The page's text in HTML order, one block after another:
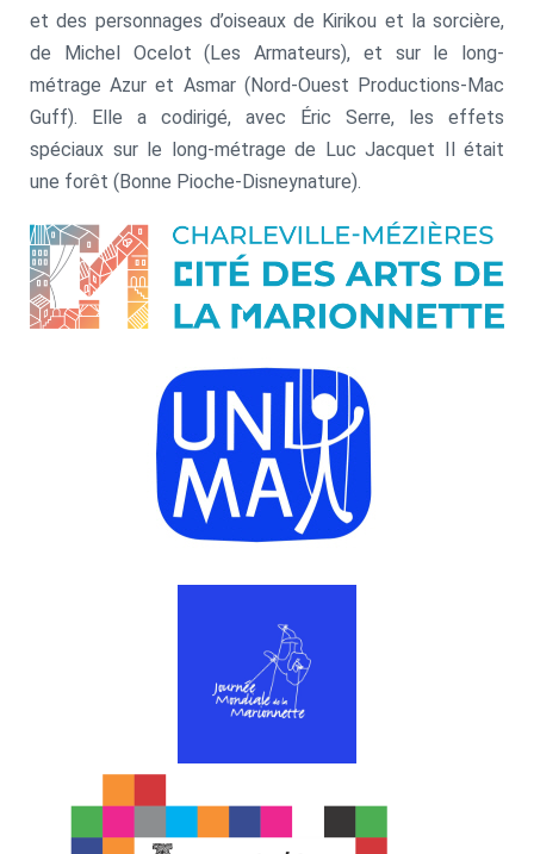
et des personnages d’oiseaux de Kirikou et la sorcière,
de Michel Ocelot (Les Armateurs), et sur le long-
métrage Azur et Asmar (Nord-Ouest Productions-Mac
Guff). Elle a codirigé, avec Éric Serre, les effets
spéciaux sur le long-métrage de Luc Jacquet Il était
une forêt (Bonne Pioche-Disneynature).